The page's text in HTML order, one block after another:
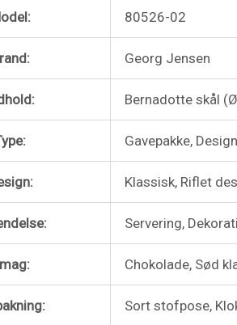
80526-02
Georg Jensen
Bernadotte skål
Gavepakke,
Klassisk, Riflet
Servering,
Chokolade, Sød
Sort stofpose,